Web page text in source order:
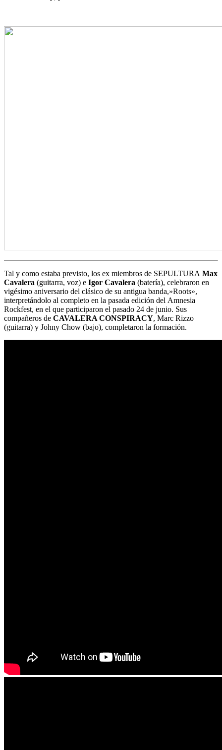
Tal y como estaba previsto, los ex miembros de SEPULTURA Max
Cavalera (guitarra, voz) e Igor Cavalera (batería), celebraron en
vigésimo aniversario del clásico de su antigua banda,»Roots»,
interpretándolo al completo en la pasada edición del Amnesia
Rockfest, en el que participaron el pasado 24 de junio. Sus
compañeros de CAVALERA CONSPIRACY, Marc Rizzo
(guitarra) y Johny Chow (bajo), completaron la formación.